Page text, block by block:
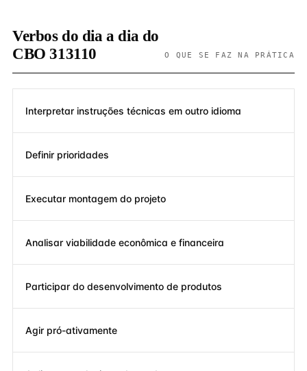
Verbos do dia a dia do
CBO 313110
O QUE SE FAZ NA PRÁTICA
Interpretar instruções técnicas em outro idioma
Definir prioridades
Executar montagem do projeto
Analisar viabilidade econômica e financeira
Participar do desenvolvimento de produtos
Agir pró-ativamente